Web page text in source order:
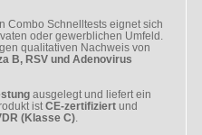
Combo Schnelltests eignet sich
oder gewerblichen Umfeld.
qualitativen Nachweis von
B, RSV und Adenovirus
ausgelegt und liefert ein
ist CE-zertifiziert und
(Klasse C)